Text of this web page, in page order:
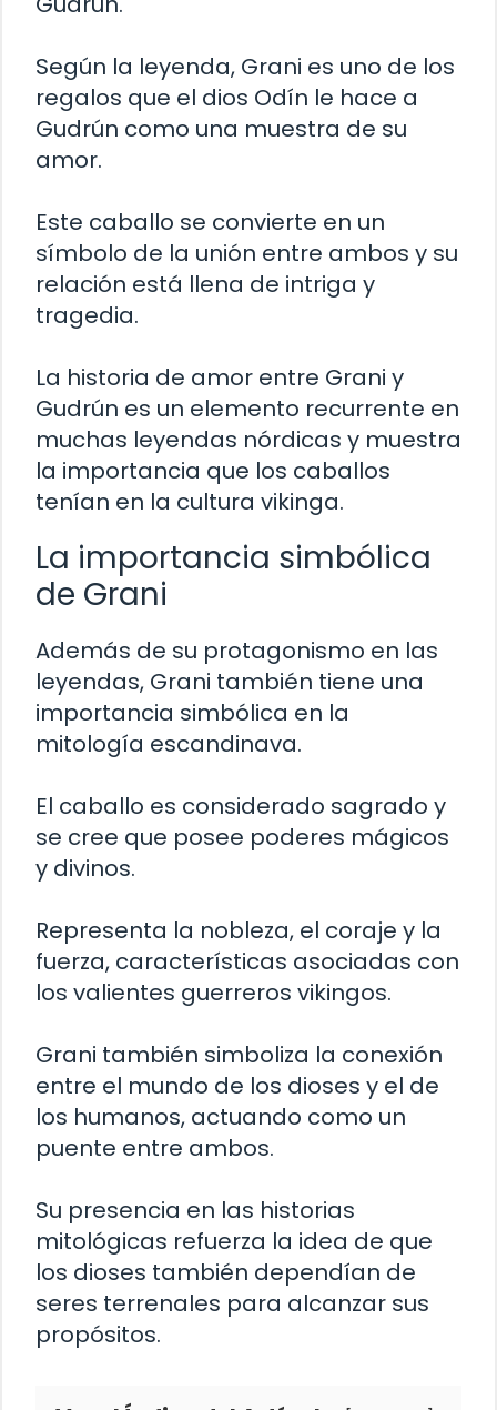
Según la leyenda, Grani es uno de los
regalos que el dios Odín le hace a
Gudrún como una muestra de su
amor.
Este caballo se convierte en un
símbolo de la unión entre ambos y su
relación está llena de intriga y
tragedia.
La historia de amor entre Grani y
Gudrún es un elemento recurrente en
muchas leyendas nórdicas y muestra
la importancia que los caballos
tenían en la cultura vikinga.
La importancia simbólica
de Grani
Además de su protagonismo en las
leyendas, Grani también tiene una
importancia simbólica en la
mitología escandinava.
El caballo es considerado sagrado y
se cree que posee poderes mágicos
y divinos.
Representa la nobleza, el coraje y la
fuerza, características asociadas con
los valientes guerreros vikingos.
Grani también simboliza la conexión
entre el mundo de los dioses y el de
los humanos, actuando como un
puente entre ambos.
Su presencia en las historias
mitológicas refuerza la idea de que
los dioses también dependían de
seres terrenales para alcanzar sus
propósitos.